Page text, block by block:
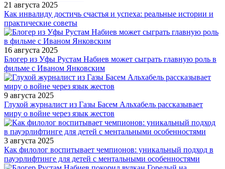
21 августа 2025
Как инвалиду достичь счастья и успеха: реальные истории и
практические советы
16 августа 2025
Блогер из Уфы Рустам Набиев может сыграть главную роль в
фильме с Иваном Янковским
9 августа 2025
Глухой журналист из Газы Басем Альхабель рассказывает
миру о войне через язык жестов
3 августа 2025
Как филолог воспитывает чемпионов: уникальный подход в
пауэрлифтинге для детей с ментальными особенностями